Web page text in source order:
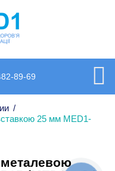
89-69
/
25 мм MED1-
металевою